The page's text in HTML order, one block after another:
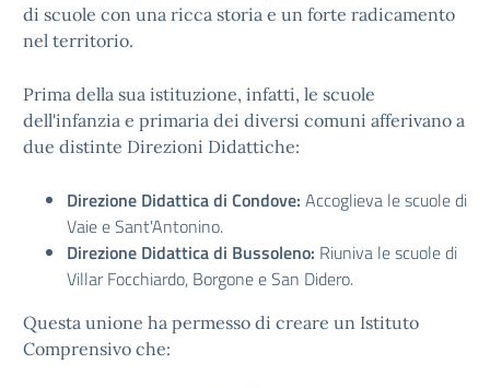
di scuole con una ricca storia e un forte radicamento
nel territorio.
Prima della sua istituzione, infatti, le scuole
dell'infanzia e primaria dei diversi comuni afferivano a
due distinte Direzioni Didattiche:
Direzione Didattica di Condove: Accoglieva le scuole di
Vaie e Sant'Antonino.
Direzione Didattica di Bussoleno: Riuniva le scuole di
Villar Focchiardo, Borgone e San Didero.
Questa unione ha permesso di creare un Istituto
Comprensivo che: